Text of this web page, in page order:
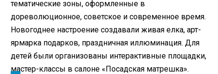
тематические зоны, оформленные в
дореволюционное, советское и современное время.
Новогоднее настроение создавали живая елка, арт-
ярмарка подарков, праздничная иллюминация. Для
детей были организованы интерактивные площадки,
мастер-классы в салоне «Посадская матрешка».